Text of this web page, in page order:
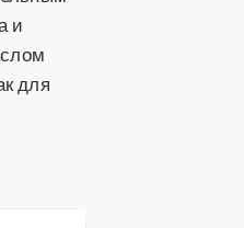
и
для